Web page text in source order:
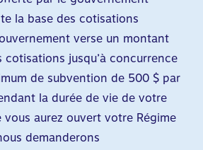
la base des cotisations
verse un montant
cotisations jusqu’à concurrence
de subvention de 500 $ par
la durée de vie de votre
vous aurez ouvert votre Régime
demanderons